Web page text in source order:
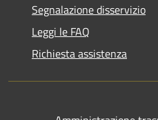
Segnalazione disservizio
Leggi le FAQ
Richiesta assistenza